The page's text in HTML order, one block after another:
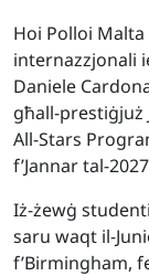
Hoi Polloi
internazzjonali
Daniele
għall-prestiġjuż
All-Stars
f’Jannar tal-
Iż-żewġ
saru waqt il-
f’Birmingham,